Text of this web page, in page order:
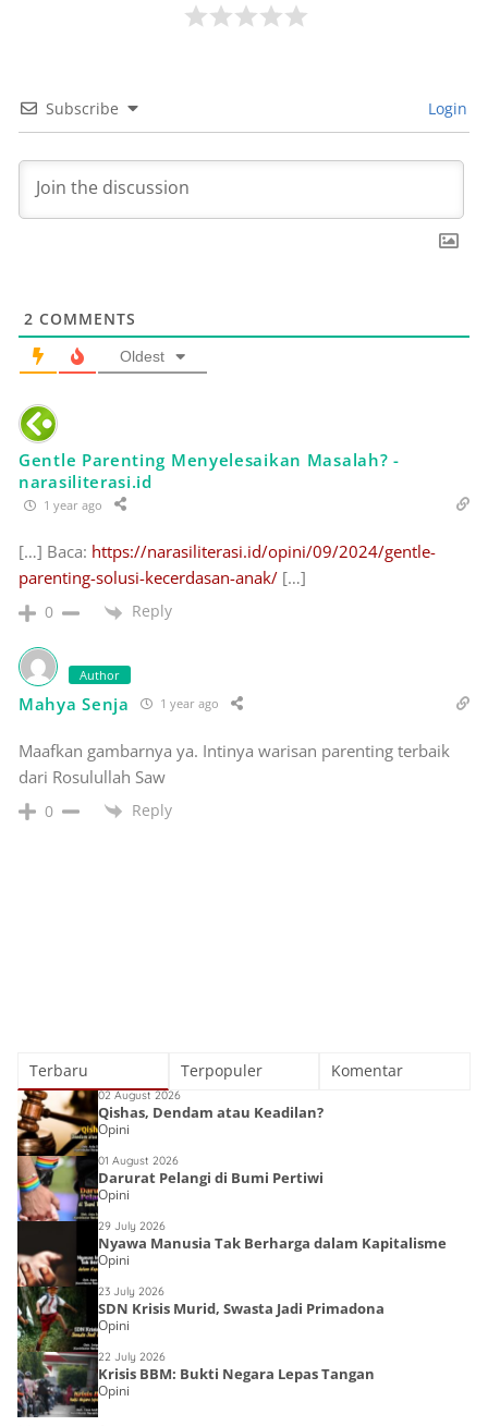
Subscribe Login
2 COMMENTS
Oldest
Gentle Parenting Menyelesaikan Masalah? -
narasiliterasi.id
1 year ago
[…] Baca: https://narasiliterasi.id/opini/09/2024/gentle-
parenting-solusi-kecerdasan-anak/ […]
0 Reply
Author
Mahya Senja 1 year ago
Maafkan gambarnya ya. Intinya warisan parenting terbaik
dari Rosulullah Saw
0 Reply
Terbaru Terpopuler Komentar
02 August 2026
Qishas, Dendam atau Keadilan?
Opini
01 August 2026
Darurat Pelangi di Bumi Pertiwi
Opini
29 July 2026
Nyawa Manusia Tak Berharga dalam Kapitalisme
Opini
23 July 2026
SDN Krisis Murid, Swasta Jadi Primadona
Opini
22 July 2026
Krisis BBM: Bukti Negara Lepas Tangan
Opini